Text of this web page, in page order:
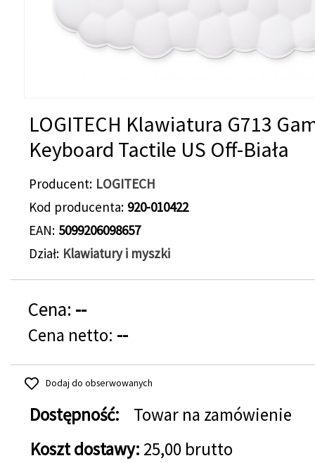
LOGITECH Klawiatura G713
Keyboard Tactile US Off-Biała
Producent LOGITECH
Kod producenta 920-010422
EAN 5099206098657
Dział Klawiatury i myszki
Cena: --
Cena netto: --
Dodaj do obserwowanych
Dostępność:
Towar na zamówienie
Koszt dostawy: 25,00 brutto